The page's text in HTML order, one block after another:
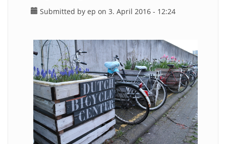
Submitted by ep on 3. April 2016 - 12:24